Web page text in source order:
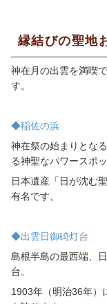
縁結びの聖地
神在月の出雲を満喫
す。
◆稲佐の浜
神在祭の始まりとな
る神聖なパワースポッ
日本遺産「日が沈む
有名です。
◆出雲日御碕灯台
島根半島の最西端、
台。
1903年（明治36年）